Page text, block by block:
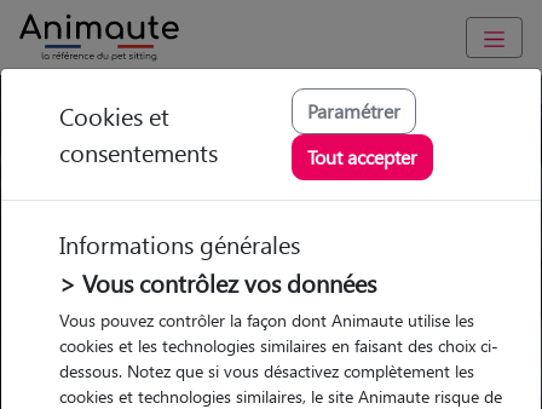
Trouvez votre gardien idéal !
Garde
chez le Pet Sitter
Garde
chez le Pet Sitter Visites
Visites
Cookies et
consentements
Paramétrer
Tout accepter
Informations générales
> Vous contrôlez vos données
Vous pouvez contrôler la façon dont Animaute utilise les
cookies et les technologies similaires en faisant des choix ci-
dessous. Notez que si vous désactivez complètement les
cookies et technologies similaires, le site Animaute risque de